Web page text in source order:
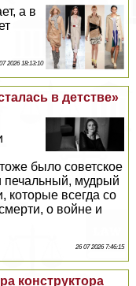
а в
2026 18:13:10
в детстве»
было советское
печальный, мудрый
которые всегда со
о войне и
26 07 2026 7:46:15
конструктора